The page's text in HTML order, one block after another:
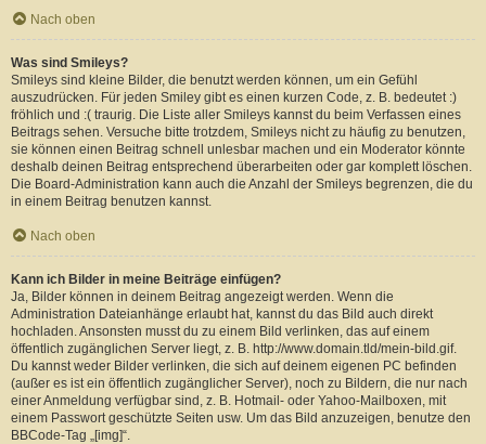
Nach oben
Was sind Smileys?
Smileys sind kleine Bilder, die benutzt werden können, um ein Gefühl
auszudrücken. Für jeden Smiley gibt es einen kurzen Code, z. B. bedeutet :)
fröhlich und :( traurig. Die Liste aller Smileys kannst du beim Verfassen eines
Beitrags sehen. Versuche bitte trotzdem, Smileys nicht zu häufig zu benutzen,
sie können einen Beitrag schnell unlesbar machen und ein Moderator könnte
deshalb deinen Beitrag entsprechend überarbeiten oder gar komplett löschen.
Die Board-Administration kann auch die Anzahl der Smileys begrenzen, die du
in einem Beitrag benutzen kannst.
Nach oben
Kann ich Bilder in meine Beiträge einfügen?
Ja, Bilder können in deinem Beitrag angezeigt werden. Wenn die
Administration Dateianhänge erlaubt hat, kannst du das Bild auch direkt
hochladen. Ansonsten musst du zu einem Bild verlinken, das auf einem
öffentlich zugänglichen Server liegt, z. B. http://www.domain.tld/mein-bild.gif.
Du kannst weder Bilder verlinken, die sich auf deinem eigenen PC befinden
(außer es ist ein öffentlich zugänglicher Server), noch zu Bildern, die nur nach
einer Anmeldung verfügbar sind, z. B. Hotmail- oder Yahoo-Mailboxen, mit
einem Passwort geschützte Seiten usw. Um das Bild anzuzeigen, benutze den
BBCode-Tag „[img]“.